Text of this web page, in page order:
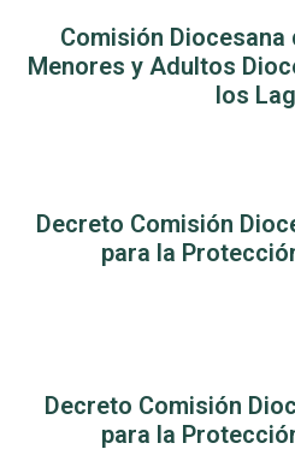
Comisión
Menores y Adultos
los
Decreto Comisión
para la
Decreto Comisión
para la